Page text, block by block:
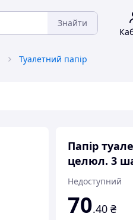
Знайти
Туалетний папір
Папір
целюл. 3
Недоступний
70.40 ₴